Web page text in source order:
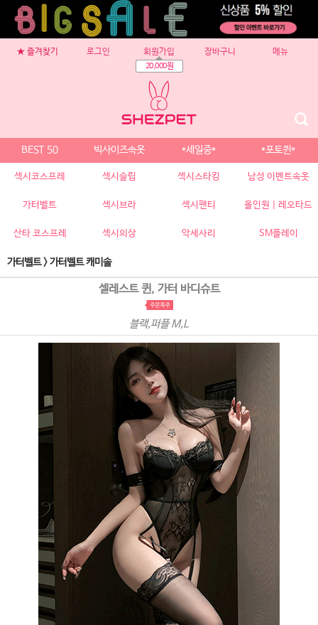
★ 즐겨찾기 로그인 회원가입
20,000원
장바구니 메뉴
BEST 50 빅사이즈속옷 *세일중* *포토퀸*
섹시코스프레 섹시슬립 섹시스타킹 남성 이벤트속옷
가터벨트 섹시브라 섹시팬티 올인원 | 레오타드
산타 코스프레 섹시의상 악세사리 SM플레이
가터벨트>가터벨트 캐미솔
셀레스트 퀸, 가터 바디슈트
블랙,퍼플 M,L